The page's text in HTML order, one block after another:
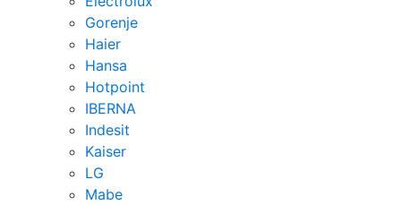
Gorenje
Haier
Hansa
Hotpoint
IBERNA
Indesit
Kaiser
LG
Mabe